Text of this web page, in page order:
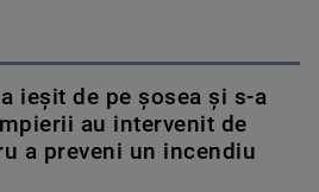
ieșit de pe șosea și s-a
au intervenit de
a preveni un incendiu